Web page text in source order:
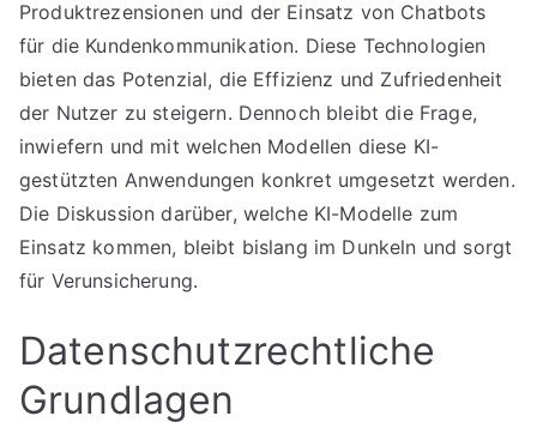
Produktrezensionen und der Einsatz von Chatbots
für die Kundenkommunikation. Diese Technologien
bieten das Potenzial, die Effizienz und Zufriedenheit
der Nutzer zu steigern. Dennoch bleibt die Frage,
inwiefern und mit welchen Modellen diese KI-
gestützten Anwendungen konkret umgesetzt werden.
Die Diskussion darüber, welche KI-Modelle zum
Einsatz kommen, bleibt bislang im Dunkeln und sorgt
für Verunsicherung.
Datenschutzrechtliche
Grundlagen